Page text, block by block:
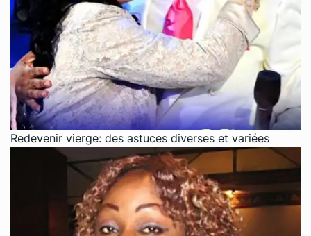
Redevenir vierge: des astuces diverses et variées